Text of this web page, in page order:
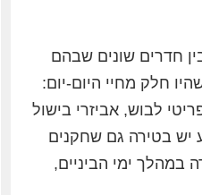
חדרים שונים שבהם
חלק מחיי היום-יום:
לבוש, אביזרי בישול
יש בטירה גם שחקנים
במהלך ימי הביניים,